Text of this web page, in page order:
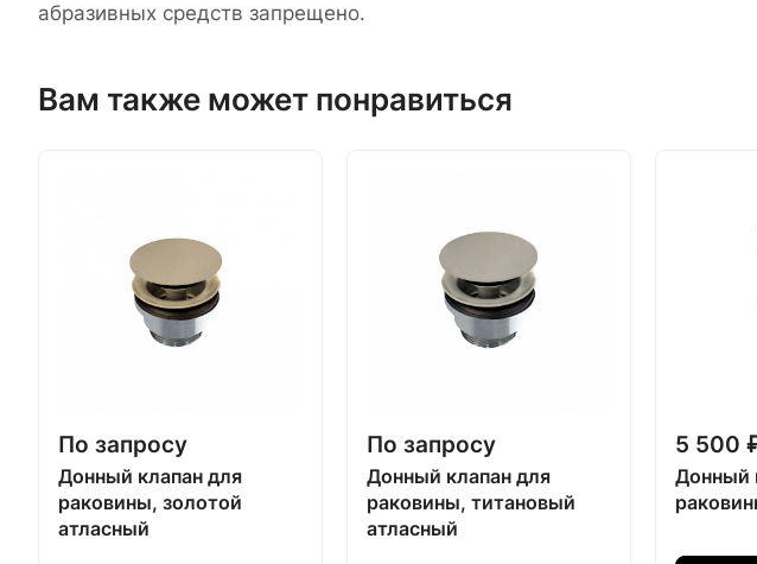
абразивных средств запрещено.
Вам также может понравиться
По запросу
Донный клапан для
раковины, золотой
атласный
По запросу
Донный клапан для
раковины, титановый
атласный
5 500
Донный